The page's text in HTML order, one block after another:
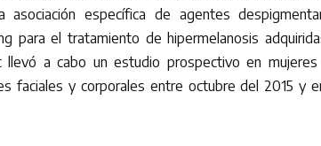
específica de agentes
para el tratamiento de hipermelanosis
a cabo un estudio prospectivo en mujeres
faciales y corporales entre octubre del 2015 y